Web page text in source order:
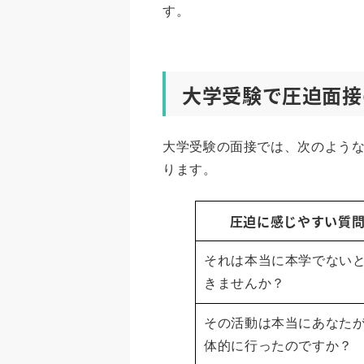
す。
大学受験で圧迫面
大学受験の面接では、次のよう
ります。
圧迫に感じやすい質
それは本当に本学でない
きませんか？
その活動は本当にあなた
体的に行ったのですか？